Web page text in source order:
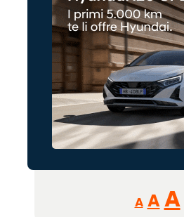
A
Reducir
tamaño
AA